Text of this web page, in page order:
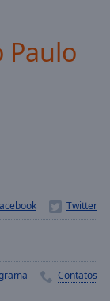
Paulo
Contatos